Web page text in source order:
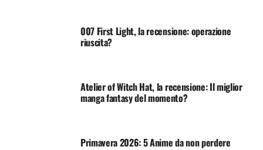
007 First Light, la recensione: operazione
riuscita?
Atelier of Witch Hat, la recensione: Il miglior
manga fantasy del momento?
Primavera 2026: 5 Anime da non perdere